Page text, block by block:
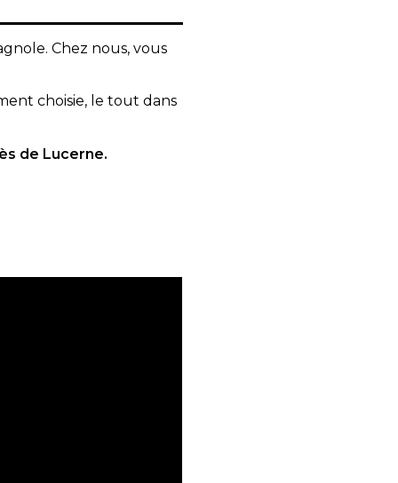
Chez nous, vous
choisie, le tout dans
de Lucerne.